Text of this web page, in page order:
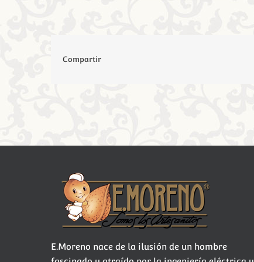
Compartir
E.Moreno nace de la ilusión de un hombre